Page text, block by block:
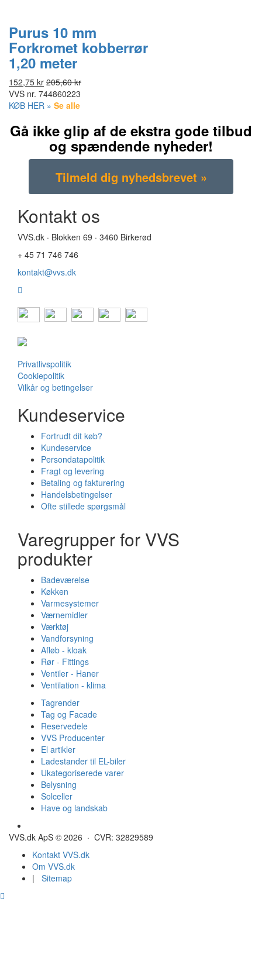
Purus 10 mm
Forkromet kobberrør
1,20 meter
152,75 kr 205,60 kr
VVS nr. 744860223
KØB HER » Se alle
Gå ikke glip af de ekstra gode tilbud
og spændende nyheder!
Kontakt os
VVS.dk · Blokken 69 · 3460 Birkerød
+ 45 71 746 746
kontakt@vvs.dk
Privatlivspolitik
Cookiepolitik
Vilkår og betingelser
Kundeservice
Fortrudt dit køb?
Kundeservice
Persondatapolitik
Fragt og levering
Betaling og fakturering
Handelsbetingelser
Ofte stillede spørgsmål
Varegrupper for VVS
produkter
Badeværelse
Køkken
Varmesystemer
Værnemidler
Værktøj
Vandforsyning
Afløb - kloak
Rør - Fittings
Ventiler - Haner
Ventilation - klima
Tagrender
Tag og Facade
Reservedele
VVS Producenter
El artikler
Ladestander til EL-biler
Ukategoriserede varer
Belysning
Solceller
Have og landskab
VVS.dk ApS © 2026 · CVR: 32829589
Kontakt VVS.dk
Om VVS.dk
| Sitemap